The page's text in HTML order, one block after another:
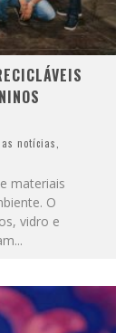
notícias,
materiais
O
vidro e
...